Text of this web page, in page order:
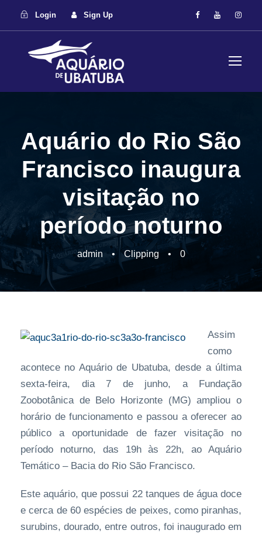
Login Sign Up
Aquário do Rio São
Francisco inaugura
visitação no
período noturno
admin • Clipping • 0
Assim
como
acontece no Aquário de Ubatuba, desde a última
sexta-feira, dia 7 de junho, a Fundação
Zoobotânica de Belo Horizonte (MG) ampliou o
horário de funcionamento e passou a oferecer ao
público a oportunidade de fazer visitação no
período noturno, das 19h às 22h, ao Aquário
Temático – Bacia do Rio São Francisco.
Este aquário, que possui 22 tanques de água doce
e cerca de 60 espécies de peixes, como piranhas,
surubins, dourado, entre outros, foi inaugurado em